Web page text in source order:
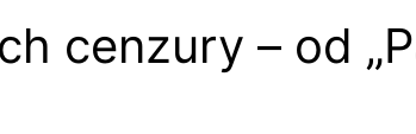
cenzury – od